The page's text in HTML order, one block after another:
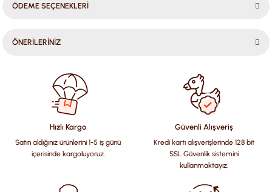
ÖDEME SEÇENEKLERİ
ÖNERİLERİNİZ
konularda yetersiz gördüğünüz noktaları öneri formunu
kullanarak tarafımıza iletebilirsiniz.
Görüş ve önerileriniz için teşekkür ederiz.
Ürün resmi kalitesiz, bozuk veya görüntülenemiyor.
Ürün açıklamasında eksik bilgiler bulunuyor.
Ürün bilgilerinde hatalar bulunuyor.
Hızlı Kargo
Satın aldığınız ürünlerini 1-5 iş günü
içerisinde kargoluyoruz.
Güvenli Alışveriş
Kredi kartı alışverişlerinde 128 bit
SSL Güvenlik sistemini
kullanmaktayız.